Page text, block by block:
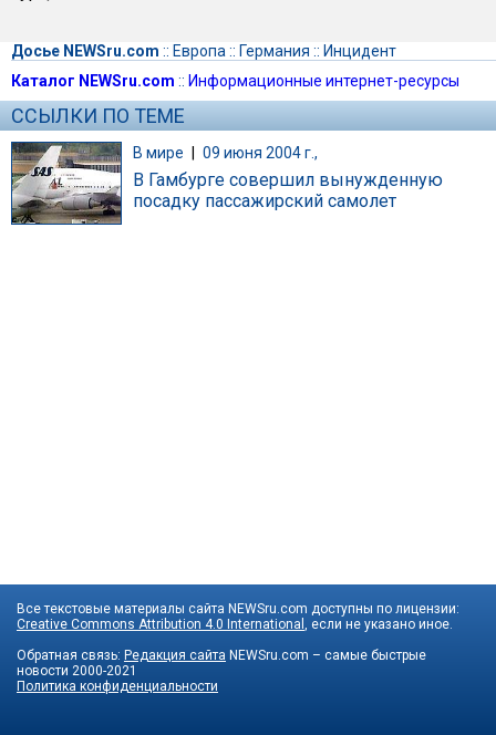
Досье NEWSru.com :: Европа :: Германия :: Инцидент
Каталог NEWSru.com :: Информационные интернет-ресурсы
ССЫЛКИ ПО ТЕМЕ
В мире | 09 июня 2004 г.,
В Гамбурге совершил вынужденную
посадку пассажирский самолет
Все текстовые материалы сайта NEWSru.com доступны по лицензии:
Creative Commons Attribution 4.0 International
, если не указано иное.
Обратная связь: Редакция сайта NEWSru.com – самые быстрые
новости 2000-2021
Политика конфиденциальности